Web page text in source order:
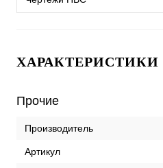
ХАРАКТЕРИСТИКИ
Прочие
Производитель
Артикул